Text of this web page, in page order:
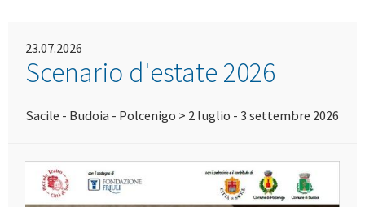
23.07.2026
Scenario d'estate 2026
Sacile - Budoia - Polcenigo > 2 luglio - 3 settembre 2026